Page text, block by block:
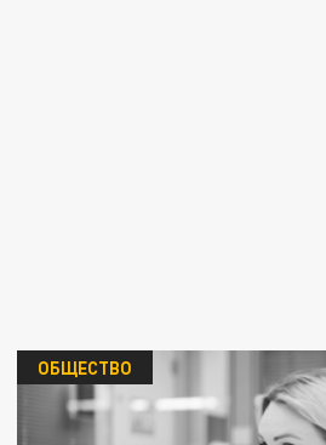
ОБЩЕСТВО